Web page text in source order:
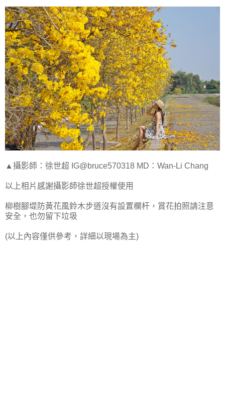
▲攝影師：徐世超 IG@bruce570318 MD：Wan-Li Chang
以上相片感謝攝影師徐世超授權使用
柳樹腳堤防黃花風鈴木步道沒有設置欄杆，賞花拍照請注意
安全，也勿留下垃圾
(以上內容僅供參考，詳細以現場為主)